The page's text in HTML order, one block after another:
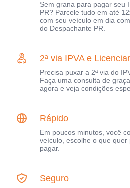
Sem grana para pagar seu
PR? Parcele tudo em até
com seu veículo em dia
do Despachante PR.
2ª via IPVA e
Precisa puxar a 2ª via do
Faça uma consulta de
agora e veja condições
Rápido
Em poucos minutos, você
veículo, escolhe o que quer
pagar.
Seguro